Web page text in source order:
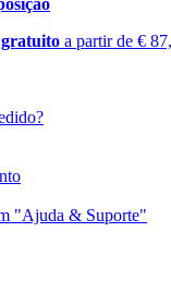
a partir de €
"Ajuda & Suporte"